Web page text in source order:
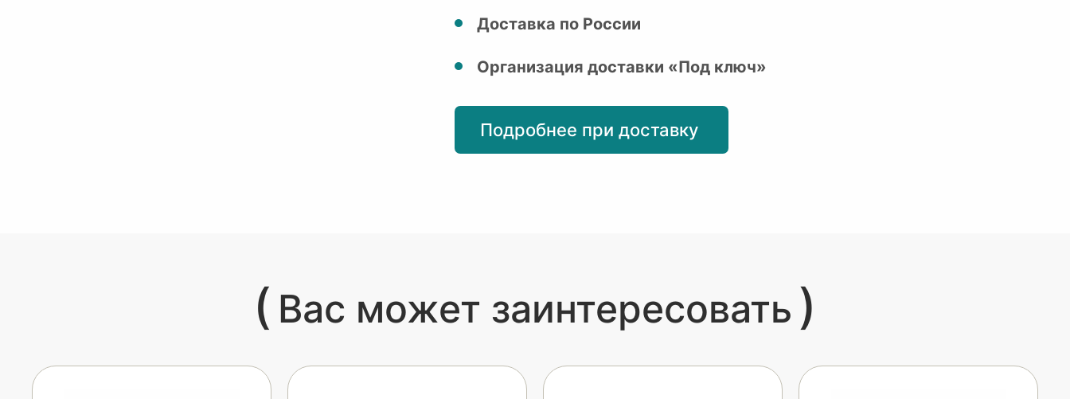
Доставка по России
Организация доставки «Под ключ»
Подробнее при доставку
( Вас может заинтересовать )